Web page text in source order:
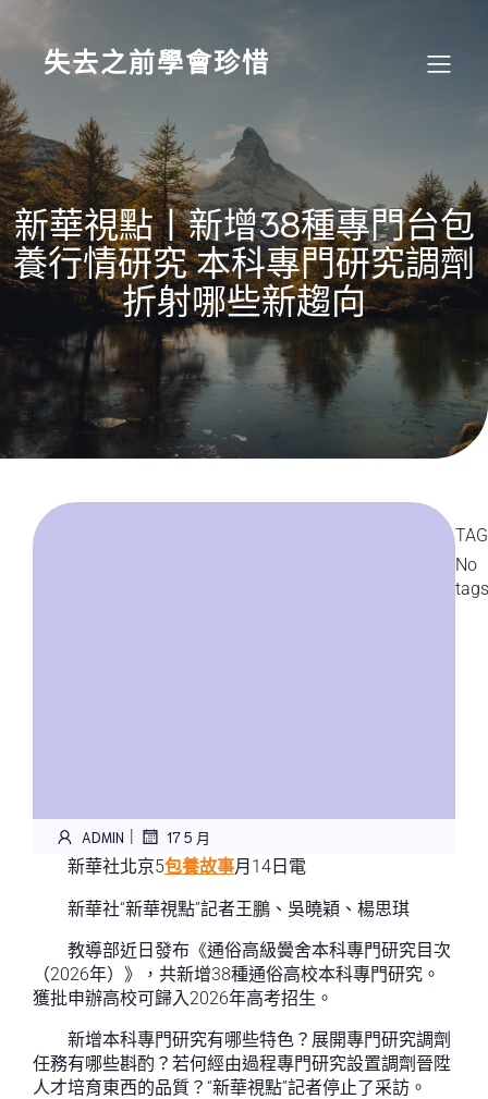
content
失去之前學會珍惜
新華視點丨新增38種專門台包
養行情研究 本科專門研究調劑
折射哪些新趨向
ADMIN | 17 5 月
新華社北京5包養故事月14日電
新華社“新華視點”記者王鵬、吳曉穎、楊思琪
教導部近日發布《通俗高級黌舍本科專門研究目次
（2026年）》，共新增38種通俗高校本科專門研究。
獲批申辦高校可歸入2026年高考招生。
新增本科專門研究有哪些特色？展開專門研究調劑
任務有哪些斟酌？若何經由過程專門研究設置調劑晉陞
人才培育東西的品質？“新華視點”記者停止了采訪。
No
tags